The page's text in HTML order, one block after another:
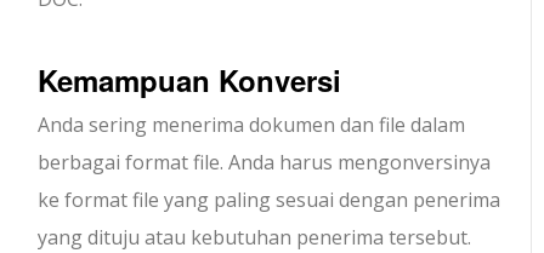
Kemampuan Konversi
Anda sering menerima dokumen dan file dalam
berbagai format file. Anda harus mengonversinya
ke format file yang paling sesuai dengan penerima
yang dituju atau kebutuhan penerima tersebut.